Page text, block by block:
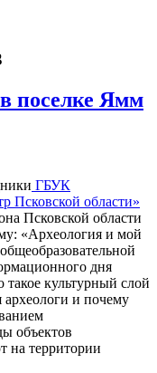
поселке Ямм
ГБУК
Псковской области»
Псковской области
«Археология и мой
дня
такое культурный слой
и почему
объектов
на территории